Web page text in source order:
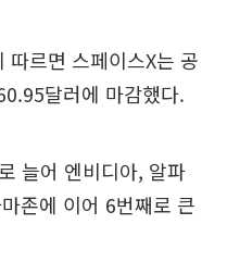
따르면 스페이스X는 공
달러에 마감했다.
늘어 엔비디아, 알파
존에 이어 6번째로 큰